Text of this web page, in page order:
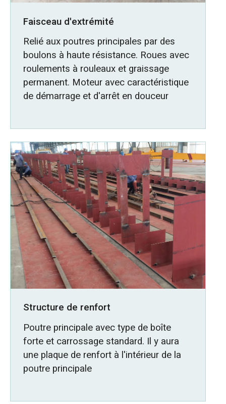
Faisceau d'extrémité
Relié aux poutres principales par des
boulons à haute résistance. Roues avec
roulements à rouleaux et graissage
permanent. Moteur avec caractéristique
de démarrage et d'arrêt en douceur
Structure de renfort
Poutre principale avec type de boîte
forte et carrossage standard. Il y aura
une plaque de renfort à l'intérieur de la
poutre principale